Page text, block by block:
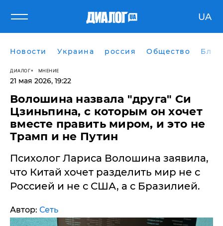
UA
Новости Украина россия Общество
ДИАЛОГ МНЕНИЕ
21 мая 2026, 19:22
Волошина назвала "друга" Си
Цзиньпина, с которым он хочет
вместе править миром, и это не
Трамп и не Путин
Психолог Лариса Волошина заявила,
что Китай хочет разделить мир не с
Россией и не с США, а с Бразилией.
Автор: Сеть